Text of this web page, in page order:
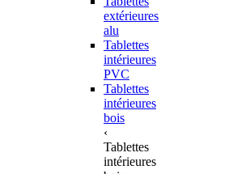
extérieures
alu
Tablettes
intérieures
PVC
Tablettes
intérieures
bois
‹
Tablettes
intérieures